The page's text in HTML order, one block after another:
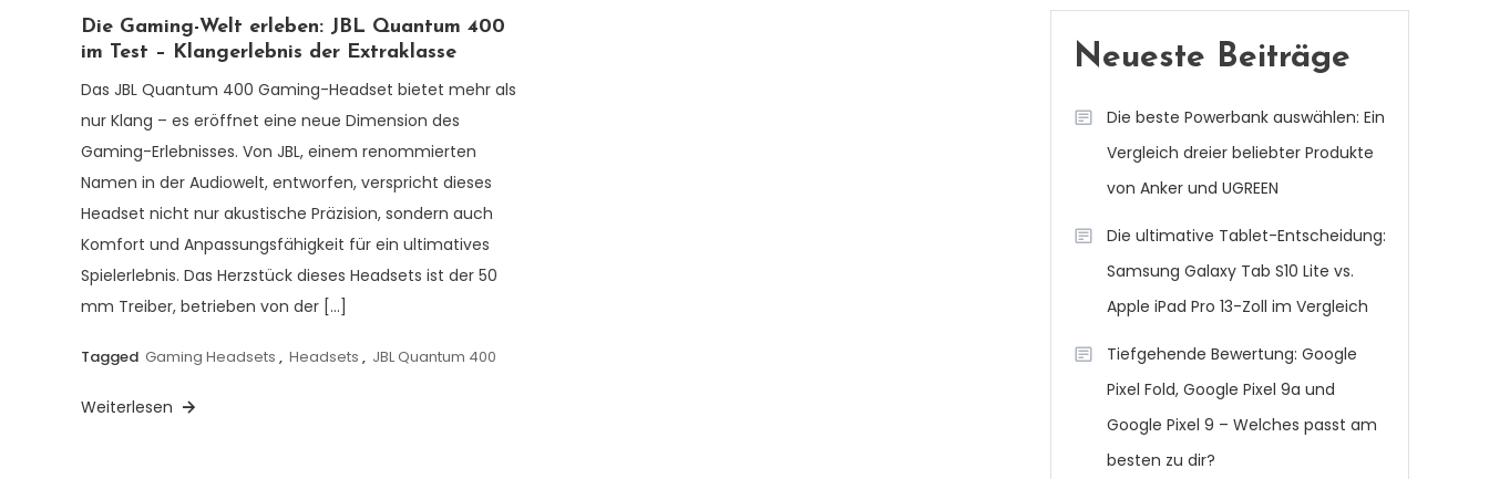
Die Gaming-Welt erleben: JBL Quantum 400
im Test – Klangerlebnis der Extraklasse
Das JBL Quantum 400 Gaming-Headset bietet mehr als
nur Klang – es eröffnet eine neue Dimension des
Gaming-Erlebnisses. Von JBL, einem renommierten
Namen in der Audiowelt, entworfen, verspricht dieses
Headset nicht nur akustische Präzision, sondern auch
Komfort und Anpassungsfähigkeit für ein ultimatives
Spielerlebnis. Das Herzstück dieses Headsets ist der 50
mm Treiber, betrieben von der […]
Tagged Gaming Headsets , Headsets , JBL Quantum 400
Weiterlesen
Neueste Beiträge
Die beste Powerbank auswählen: Ein
Vergleich dreier beliebter Produkte
von Anker und UGREEN
Die ultimative Tablet-Entscheidung:
Samsung Galaxy Tab S10 Lite vs.
Apple iPad Pro 13-Zoll im Vergleich
Tiefgehende Bewertung: Google
Pixel Fold, Google Pixel 9a und
Google Pixel 9 – Welches passt am
besten zu dir?